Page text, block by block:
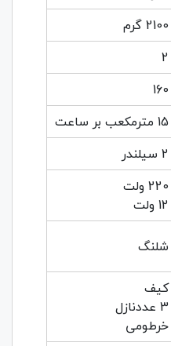
2100 گرم
2
160
15 مترمکعب بر ساعت
2 سیلندر
220 ولت
12 ولت
شلنگ
کیف
3 عددنازل
خرطومی